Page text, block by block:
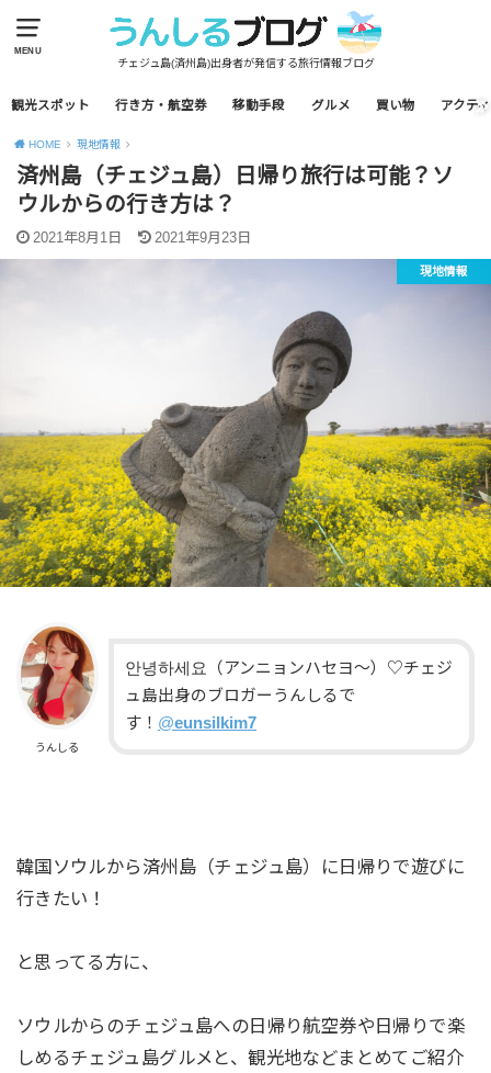
MENU
チェジュ島(済州島)出身者が発信する旅行情報ブログ
観光スポット 行き方・航空券 移動手段 グルメ 買い物 アクテ
HOME 現地情報
済州島（チェジュ島）日帰り旅行は可能？ソ
ウルからの行き方は？
2021年8月1日 2021年9月23日
現地情報
うんしる
안녕하세요（アンニョンハセヨ〜）♡チェジ
ュ島出身のブロガーうんしるで
す！ @eunsilkim7
韓国ソウルから済州島（チェジュ島）に日帰りで遊びに
行きたい！
と思ってる方に、
ソウルからのチェジュ島への日帰り航空券や日帰りで楽
しめるチェジュ島グルメと、観光地などまとめてご紹介